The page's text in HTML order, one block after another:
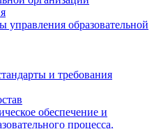
управления образовательной
и требования
обеспечение и
процесса.